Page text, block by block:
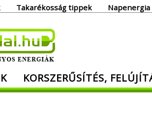
Takarékosság tippek Napenergia
energiák. Minden, ami
KORSZERŰSÍTÉS,